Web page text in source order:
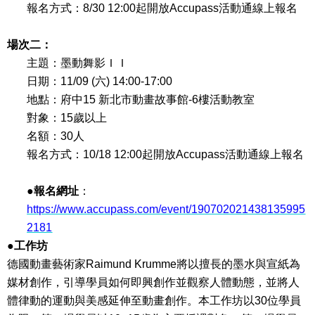
報名方式：8/30 12:00起開放Accupass活動通線上報名
場次二：
主題：墨動舞影ＩＩ
日期： 11/09 (六) 14:00-17:00
地點：府中15 新北市動畫故事館-6樓活動教室
對象： 15歲以上
名額：30人
報名方式： 10/18 12:00起開放Accupass活動通線上報名
●報名網址 ：
https://www.accupass.com/event/190702021438135995
2181
●工作坊
德國動畫藝術家Raimund Krumme將以擅長的墨水與宣紙為
媒材創作，引導學員如何即興創作並觀察人體動態，並將人
體律動的運動與美感延伸至動畫創作。本工作坊以30位學員